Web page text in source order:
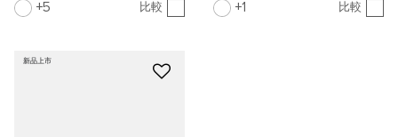
5 比較 1 比較
新品上市